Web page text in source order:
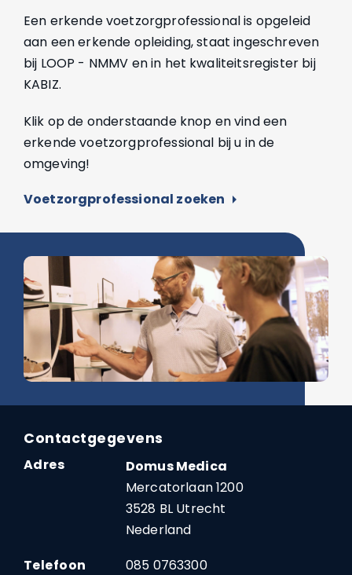
Een erkende voetzorgprofessional is opgeleid
aan een erkende opleiding, staat ingeschreven
bij LOOP - NMMV en in het kwaliteitsregister bij
KABIZ.
Klik op de onderstaande knop en vind een
erkende voetzorgprofessional bij u in de
omgeving!
Voetzorgprofessional zoeken arrow_right
Contactgegevens
Adres
Domus Medica
Mercatorlaan 1200
3528 BL Utrecht
Nederland
Telefoon
085 0763300